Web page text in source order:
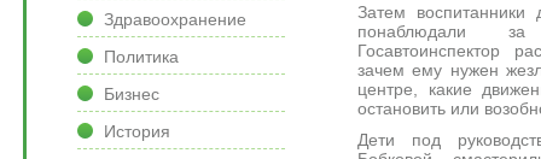
Затем воспитанники
понаблюдали за
Госавтоинспектор
зачем ему нужен
центре, какие
остановить или
Дети под
Здравоохранение
Политика
Бизнес
История